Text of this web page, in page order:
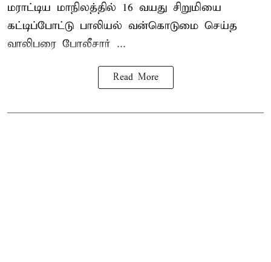
மராட்டிய மாநிலத்தில் 16 வயது சிறுமியை
கட்டிப்போட்டு பாலியல் வன்கொடுமை செய்த
வாலிபரை போலீசார் ...
Read More